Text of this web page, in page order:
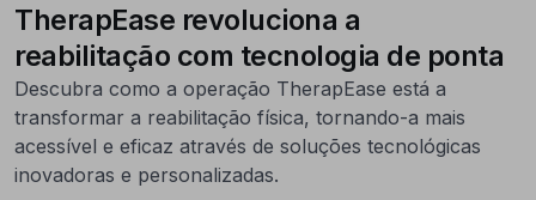
TherapEase revoluciona a
reabilitação com tecnologia de ponta
Descubra como a operação TherapEase está a
transformar a reabilitação física, tornando-a mais
acessível e eficaz através de soluções tecnológicas
inovadoras e personalizadas.